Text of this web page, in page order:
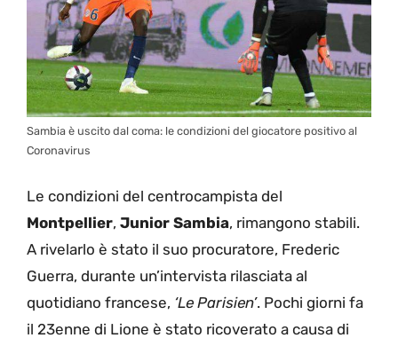
Sambia è uscito dal coma: le condizioni del giocatore positivo al
Coronavirus
Le condizioni del centrocampista del
Montpellier, Junior Sambia, rimangono stabili.
A rivelarlo è stato il suo procuratore, Frederic
Guerra, durante un’intervista rilasciata al
quotidiano francese, ‘Le Parisien’. Pochi giorni fa
il 23enne di Lione è stato ricoverato a causa di